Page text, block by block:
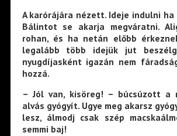
A karórájára nézett. Ideje indulni
Bálintot se akarja megváratni.
rohan, és ha netán előbb
legalább több idejük jut
nyugdíjasként igazán nem
hozzá.
– Jól van, kisöreg! – búcsúzott a
alvás gyógyít. Ugye meg akarsz
lesz, álmodj csak szép
semmi baj!